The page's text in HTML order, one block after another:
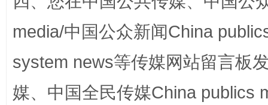
media/中国公众新闻China
system news等传媒网站留言板
媒、中国全民传媒China publics